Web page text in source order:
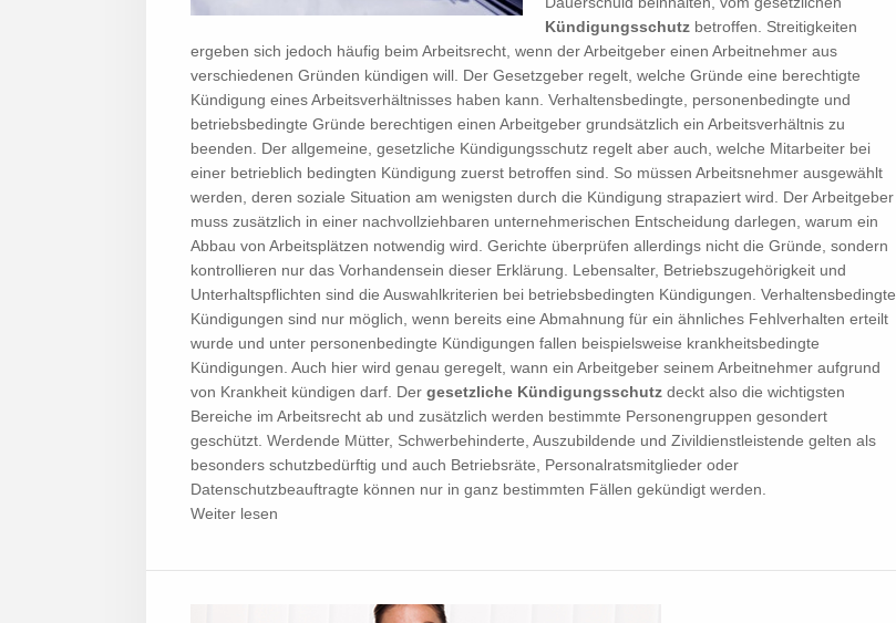
Kündigungsschutz betroffen. Streitigkeiten
ergeben sich jedoch häufig beim Arbeitsrecht, wenn der Arbeitgeber einen Arbeitnehmer aus
verschiedenen Gründen kündigen will. Der Gesetzgeber regelt, welche Gründe eine berechtigte
Kündigung eines Arbeitsverhältnisses haben kann. Verhaltensbedingte, personenbedingte und
betriebsbedingte Gründe berechtigen einen Arbeitgeber grundsätzlich ein Arbeitsverhältnis zu
beenden. Der allgemeine, gesetzliche Kündigungsschutz regelt aber auch, welche Mitarbeiter bei
einer betrieblich bedingten Kündigung zuerst betroffen sind. So müssen Arbeitsnehmer ausgewählt
werden, deren soziale Situation am wenigsten durch die Kündigung strapaziert wird. Der Arbeitgeber
muss zusätzlich in einer nachvollziehbaren unternehmerischen Entscheidung darlegen, warum ein
Abbau von Arbeitsplätzen notwendig wird. Gerichte überprüfen allerdings nicht die Gründe, sondern
kontrollieren nur das Vorhandensein dieser Erklärung. Lebensalter, Betriebszugehörigkeit und
Unterhaltspflichten sind die Auswahlkriterien bei betriebsbedingten Kündigungen. Verhaltensbedingte
Kündigungen sind nur möglich, wenn bereits eine Abmahnung für ein ähnliches Fehlverhalten erteilt
wurde und unter personenbedingte Kündigungen fallen beispielsweise krankheitsbedingte
Kündigungen. Auch hier wird genau geregelt, wann ein Arbeitgeber seinem Arbeitnehmer aufgrund
von Krankheit kündigen darf. Der gesetzliche Kündigungsschutz deckt also die wichtigsten
Bereiche im Arbeitsrecht ab und zusätzlich werden bestimmte Personengruppen gesondert
geschützt. Werdende Mütter, Schwerbehinderte, Auszubildende und Zivildienstleistende gelten als
besonders schutzbedürftig und auch Betriebsräte, Personalratsmitglieder oder
Datenschutzbeauftragte können nur in ganz bestimmten Fällen gekündigt werden.
Weiter lesen